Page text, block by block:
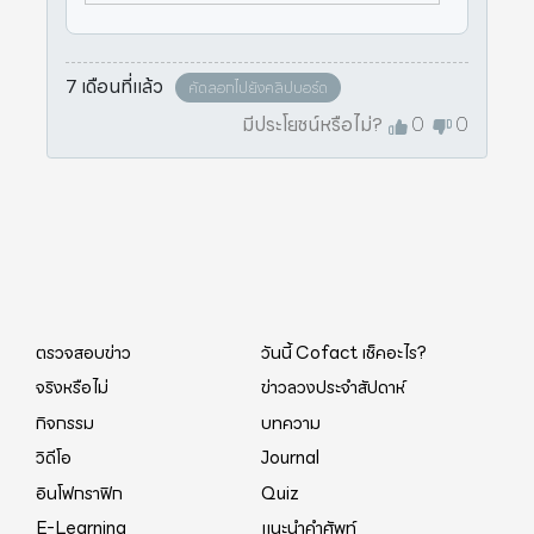
7 เดือนที่แล้ว คัดลอกไปยังคลิปบอร์ด
มีประโยชน์หรือไม่? 0 0
ตรวจสอบข่าว
วันนี้ Cofact เช็คอะไร?
จริงหรือไม่
ข่าวลวงประจำสัปดาห์
กิจกรรม
บทความ
วิดีโอ
Journal
อินโฟกราฟิก
Quiz